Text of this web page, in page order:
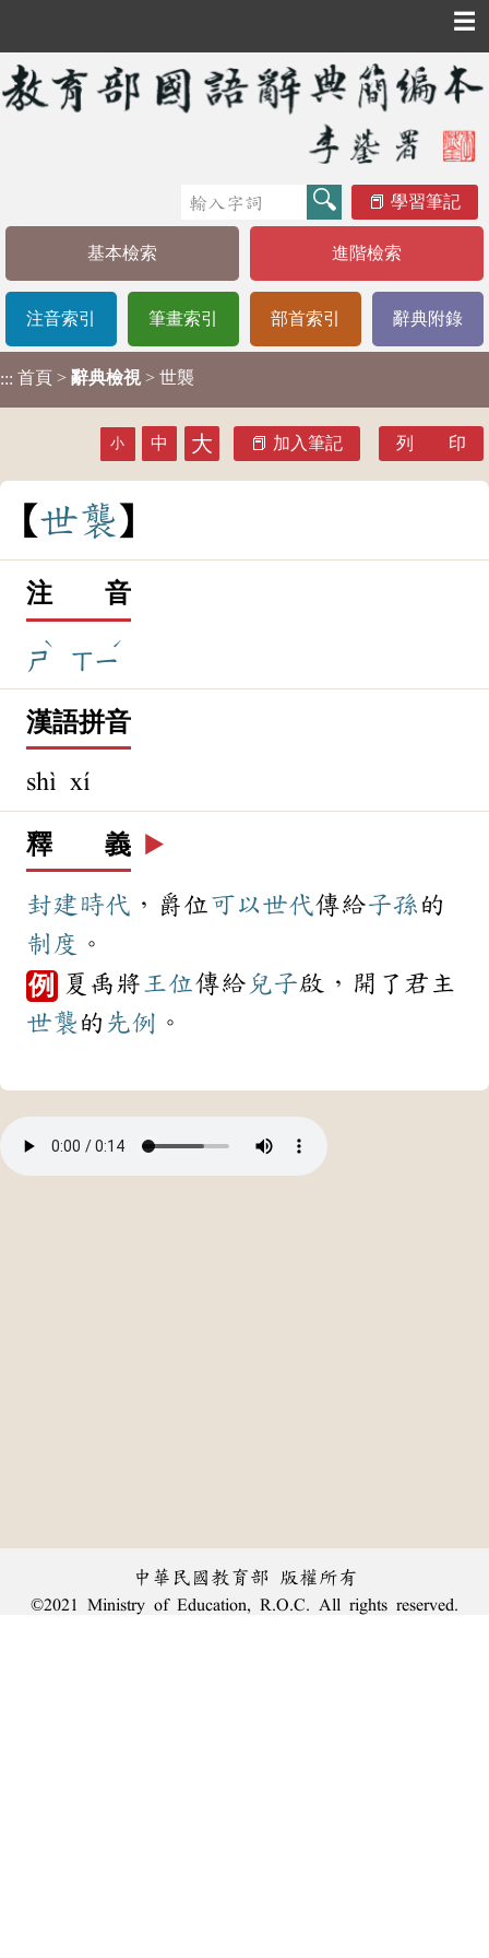
☰
學習筆記
基本檢索 進階檢索
注音索引 筆畫索引 部首索引 辭典附錄
::: 首頁 > 辭典檢視 > 世襲
小 中 大 加入筆記 列 印
世襲
注 音
ㄕ
ˋ
ㄒㄧ
ˊ
漢語拼音
shì xí
釋 義 ▶️
封建 時代 ，爵位可以世代傳給子孫 的
制度 。
例 夏禹將王位傳給 兒子啟，開了君主
世襲 的 先例 。
中華民國教育部 版權所有
©2021 Ministry of Education, R.O.C. All rights reserved.